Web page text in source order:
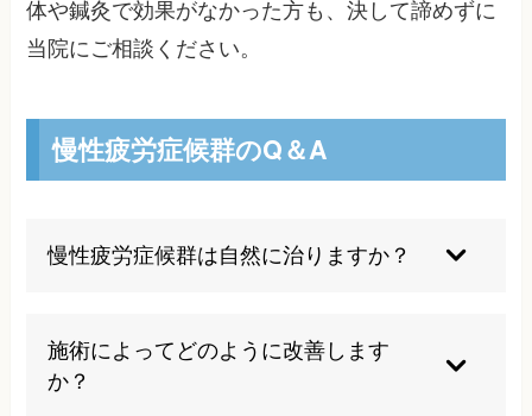
体や鍼灸で効果がなかった方も、決して諦めずに
当院にご相談ください。
慢性疲労症候群のQ＆A
慢性疲労症候群は自然に治りますか？
善やストレス管理など適切な対処が必要です。容
易ではありませんが、原因となるストレス要因を
取り除き、自律神経のバランスを整える努力を続
施術によってどのように改善します
か？